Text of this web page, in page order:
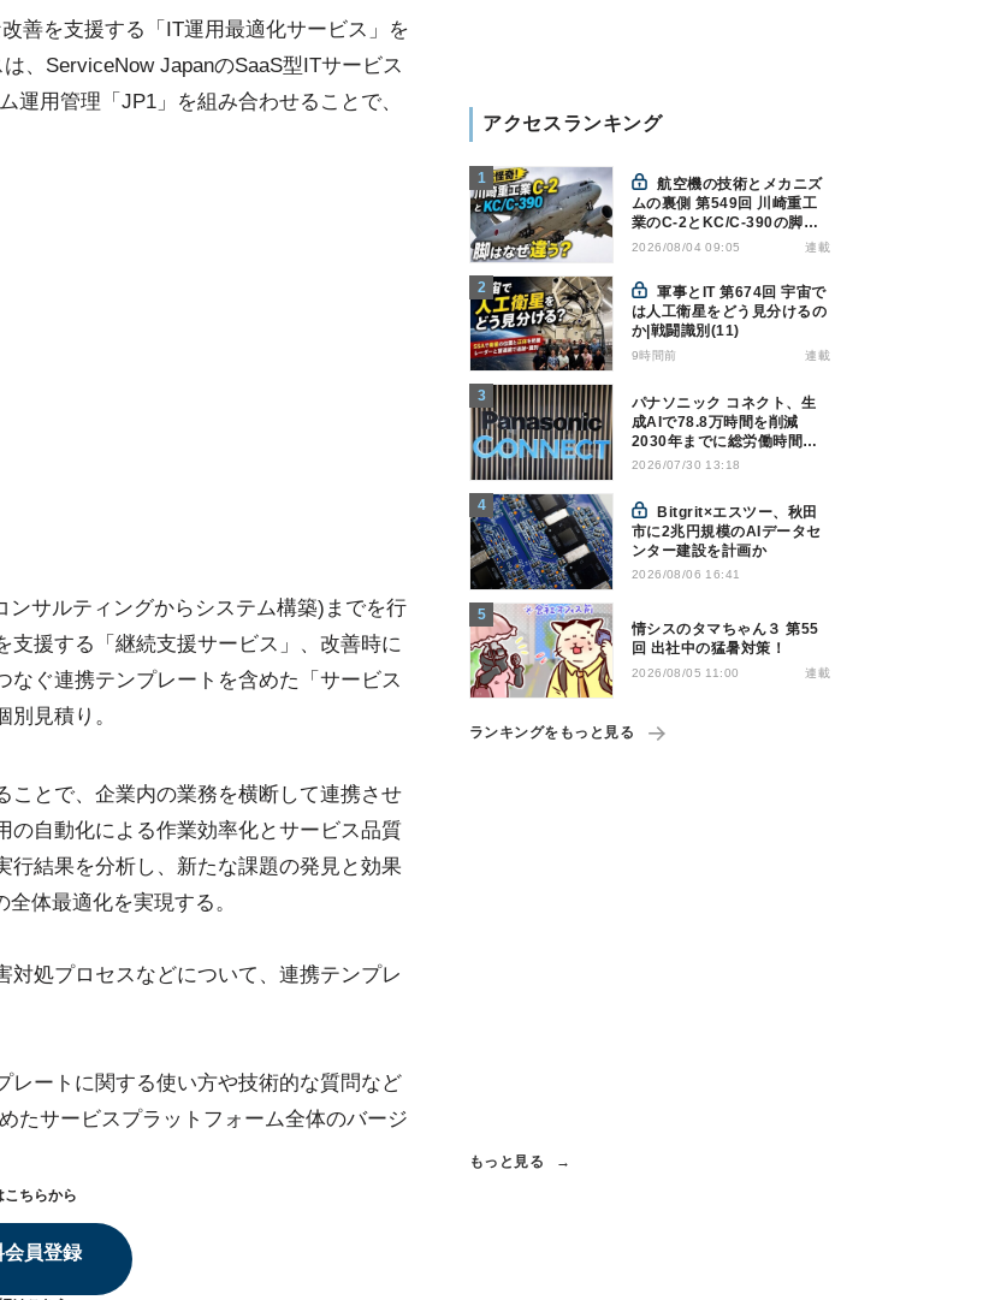
善を支援する「IT運用最適化サービス」を
、ServiceNow JapanのSaaS型ITサービス
運用管理「JP1」を組み合わせることで、
サルティングからシステム構築)までを行
支援する「継続支援サービス」、改善時に
ぐ連携テンプレートを含めた「サービス
見積り。
ことで、企業内の業務を横断して連携させ
の自動化による作業効率化とサービス品質
結果を分析し、新たな課題の発見と効果
体最適化を実現する。
処プロセスなどについて、連携テンプレ
レートに関する使い方や技術的な質問など
たサービスプラットフォーム全体のバージ
こちらから
会員登録
アクセスランキング
航空機の技術とメカニズ
ムの裏側 第549回 川崎重工
業のC-2とKC/C-390の脚は
なぜ違う? - 降着装置は複雑
2026/08/04 09:05 連載
軍事とIT 第674回 宇宙で
は人工衛星をどう見分けるの
か|戦闘識別(11)
9時間前 連載
パナソニック コネクト、生
成AIで78.8万時間を削減
2030年までに総労働時間
10％削減へ
2026/07/30 13:18
市に2兆円規模のAIデータセ
ンター建設を計画か
2026/08/06 16:41
情シスのタマちゃん３ 第55
回 出社中の猛暑対策！
2026/08/05 11:00 連載
ランキングをもっと見る
もっと見る